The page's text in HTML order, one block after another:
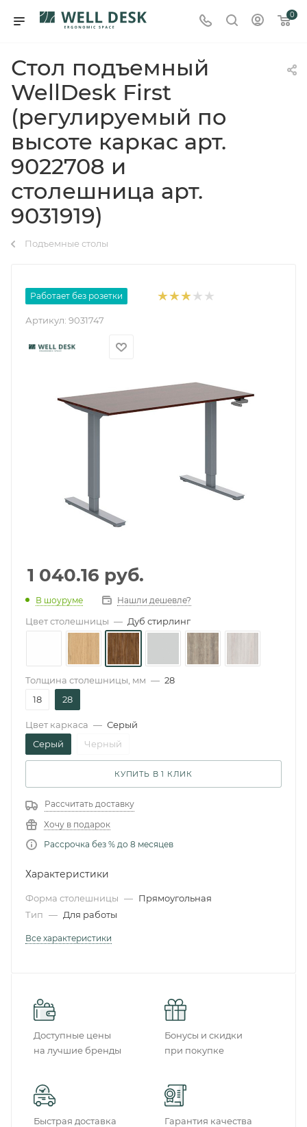
0
Стол подъемный
WellDesk First
(регулируемый по
высоте каркас арт.
9022708 и
столешница арт.
9031919)
Подъемные столы
Работает без розетки
Артикул: 9031747
1 040.16 руб.
В шоуруме Нашли дешевле?
Цвет столешницы — Дуб стирлинг
Толщина столешницы, мм — 28
18
28
Цвет каркаса — Серый
Серый
Черный
КУПИТЬ В 1 КЛИК
Рассчитать доставку
Хочу в подарок
Рассрочка без % до 8 месяцев
Характеристики
Форма столешницы — Прямоугольная
Тип — Для работы
Все характеристики
Доступные цены
на лучшие бренды
Бонусы и скидки
при покупке
Быстрая доставка
Гарантия качества